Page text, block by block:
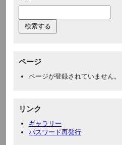
ページ
ページが登録されていません。
リンク
ギャラリー
パスワード再発行